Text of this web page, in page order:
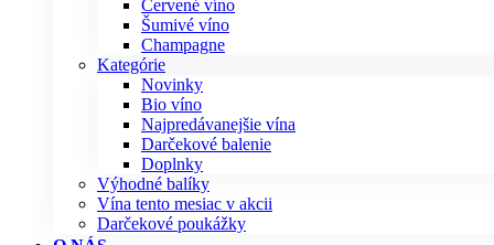
Červené víno
Šumivé víno
Champagne
Kategórie
Novinky
Bio víno
Najpredávanejšie vína
Darčekové balenie
Doplnky
Výhodné balíky
Vína tento mesiac v akcii
Darčekové poukážky